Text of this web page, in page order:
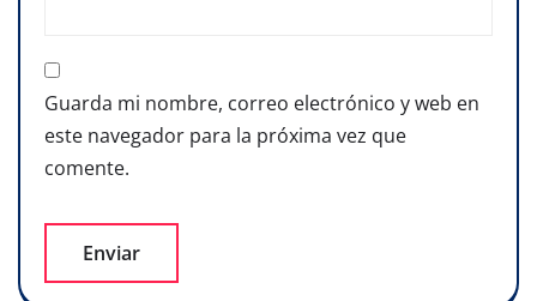
Guarda mi nombre, correo electrónico y web en
este navegador para la próxima vez que
comente.